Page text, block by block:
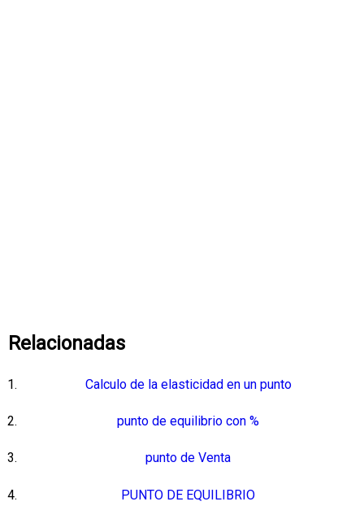
Relacionadas
Calculo de la elasticidad en un punto
punto de equilibrio con %
punto de Venta
PUNTO DE EQUILIBRIO